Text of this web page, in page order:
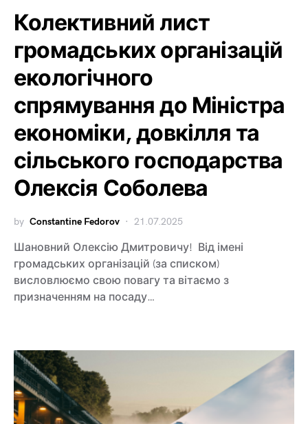
Колективний лист
громадських організацій
екологічного
спрямування до Міністра
економіки, довкілля та
сільського господарства
Олексія Соболева
by Constantine Fedorov 21.07.2025
Шановний Олексію Дмитровичу! Від імені
громадських організацій (за списком)
висловлюємо свою повагу та вітаємо з
призначенням на посаду…